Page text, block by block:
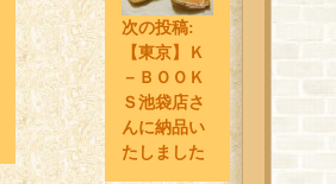
次の投稿:
【東京】Ｋ
－ＢＯＯＫ
Ｓ池袋店さ
んに納品い
たしました